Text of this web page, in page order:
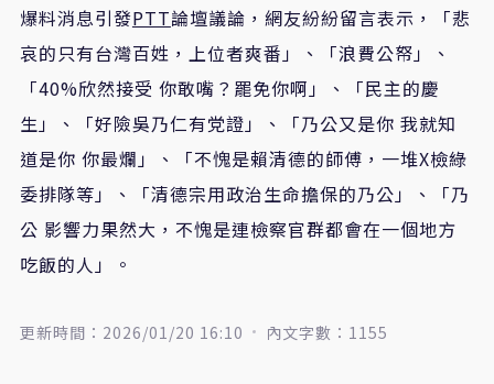
爆料消息引發PTT論壇議論，網友紛紛留言表示，「悲
哀的只有台灣百姓，上位者爽番」、「浪費公帑」、
「40%欣然接受 你敢嘴？罷免你啊」、「民主的慶
生」、「好險吳乃仁有党證」、「乃公又是你 我就知
道是你 你最爛」、「不愧是賴清德的師傅，一堆X檢綠
委排隊等」、「清德宗用政治生命擔保的乃公」、「乃
公 影響力果然大，不愧是連檢察官群都會在一個地方
吃飯的人」。
更新時間：2026/01/20 16:10 內文字數：1155